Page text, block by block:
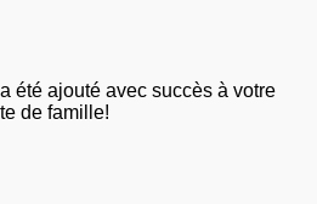
été ajouté avec succès à votre
de famille!